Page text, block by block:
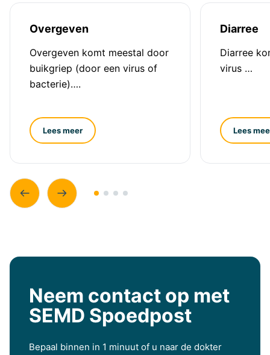
Overgeven
Overgeven komt meestal door
buikgriep (door een virus of
bacterie)….
Lees meer
Diarree
Diarree
virus …
Lees
Neem contact op met
SEMD Spoedpost
Bepaal binnen in 1 minuut of u naar de dokter